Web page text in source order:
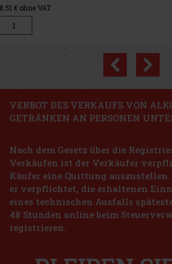
Afnan Historic Sahara Extrait de
AUF LAGER(5 st)
Afnan Historic Sahara Extrait de Parfum ist
würzigem, holzigem und gourmandem
von der Atmosphäre goldener Dünen, alter
Wüstenluft. Er wirkt geheimnisvoll, elegant
35.26€ ohne VAT
passt d
65.29€ ohne VAT
Hugo Boss Ma Vie L'Eau EdT 50
AUF LAGER
Ruhe, Freude und Leichtigkeit eines
Previous
VERBOT DES VERKAUFS VON
GETRÄNKEN AN PERSONEN
Nach dem Gesetz über die
Verkäufen ist der Verkäufer
Käufer eine Quittung
er verpflichtet, die erhaltenen
eines technischen Ausfalls
48 Stunden online beim
registrieren.